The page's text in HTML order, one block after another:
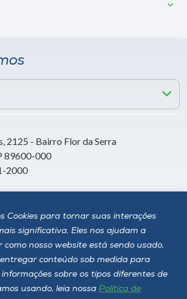
Cookies para tornar suas interações
significativa. Eles nos ajudam a
como nosso website está sendo usado,
conteúdo sob medida para
informações sobre os tipos diferentes de
usando, leia nossa Política de
2125 - Bairro Flor da Serra
89600-000
2000